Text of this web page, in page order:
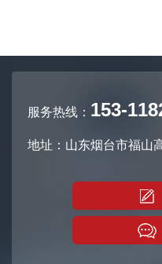
服务热线： 153-
地址：山东烟台市福山